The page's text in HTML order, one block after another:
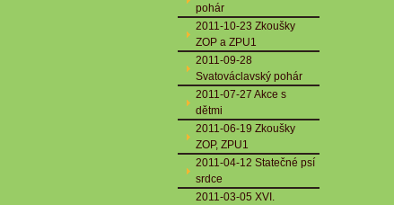
pohár
2011-10-23 Zkoušky
ZOP a ZPU1
2011-09-28
Svatováclavský pohár
2011-07-27 Akce s
dětmi
2011-06-19 Zkoušky
ZOP, ZPU1
2011-04-12 Statečné psí
srdce
2011-03-05 XVI.